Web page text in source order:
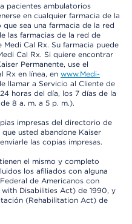
pacientes ambulatorios
en cualquier farmacia de la
sea una farmacia de la red
las farmacias de la red de
Medi Cal Rx. Su farmacia puede
Cal Rx. Si quiere encontrar
Permanente, use el
Rx en línea, en www.Medi-
llamar a Servicio al Cliente de
horas del día, los 7 días de la
8 a. m. a 5 p. m.).
impresas del directorio de
usted abandone Kaiser
las copias impresas.
el mismo y completo
los afiliados con alguna
de Americanos con
Disabilities Act) de 1990, y
(Rehabilitation Act) de